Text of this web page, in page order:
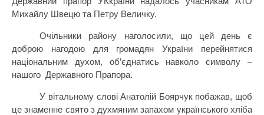
Михайлу Швецю та Петру Величку.
Очільники району наголосили, що цей день є
доброю нагодою для громадян України перейнятися
національним духом, об’єднатись навколо символу –
нашого Державного Прапора.
У вітальному слові Анатолій Боярчук побажав, щоб
це знаменне свято з духмяним запахом українського хліба